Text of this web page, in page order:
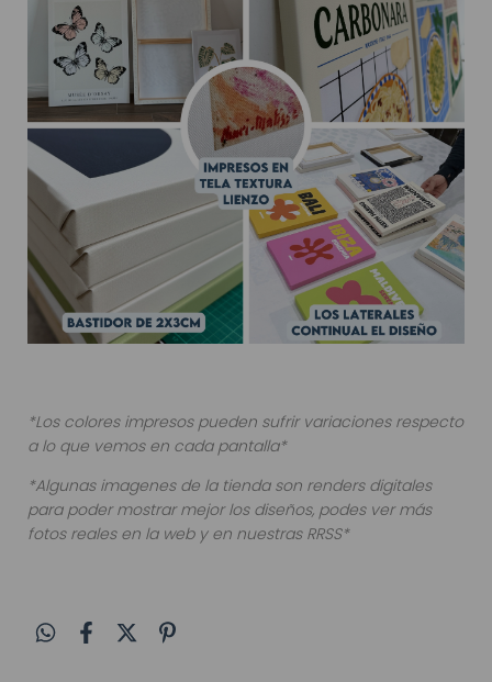
*Los colores impresos pueden sufrir variaciones respecto
a lo que vemos en cada pantalla*
*Algunas imagenes de la tienda son renders digitales
para poder mostrar mejor los diseños, podes ver más
fotos reales en la web y en nuestras RRSS*